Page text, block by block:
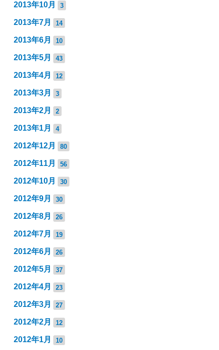
2013年10月 3
2013年7月 14
2013年6月 10
2013年5月 43
2013年4月 12
2013年3月 3
2013年2月 2
2013年1月 4
2012年12月 80
2012年11月 56
2012年10月 30
2012年9月 30
2012年8月 26
2012年7月 19
2012年6月 26
2012年5月 37
2012年4月 23
2012年3月 27
2012年2月 12
2012年1月 10